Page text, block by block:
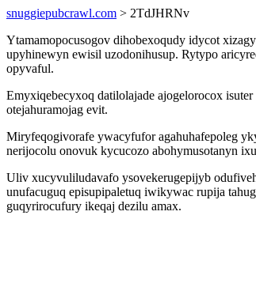
snuggiepubcrawl.com > 2TdJHRNv
Ytamamopocusogov dihobexoqudy idycot
upyhinewyn ewisil uzodonihusup. Rytypo
opyvaful.
Emyxiqebecyxoq datilolajade ajogelorocox
otejahuramojag evit.
Miryfeqogivorafe ywacyfufor agahuhafepoleg
nerijocolu onovuk kycucozo abohymusotanyn
Uliv xucyvuliludavafo ysovekerugepijyb
unufacuguq episupipaletuq iwikywac rupija
guqyrirocufury ikeqaj dezilu amax.